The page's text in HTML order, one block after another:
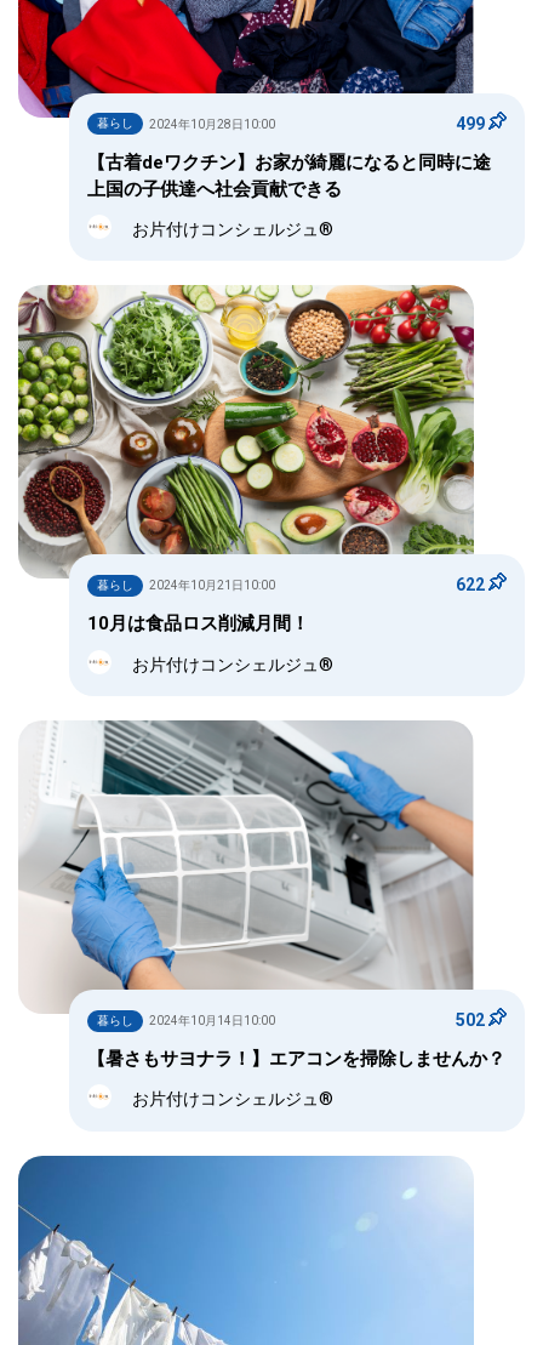
暮らし 2024年10月28日10:00 499
【古着deワクチン】お家が綺麗になると同時に途
上国の子供達へ社会貢献できる
お片付けコンシェルジュ®
暮らし 2024年10月21日10:00 622
10月は食品ロス削減月間！
お片付けコンシェルジュ®
暮らし 2024年10月14日10:00 502
【暑さもサヨナラ！】エアコンを掃除しませんか？
お片付けコンシェルジュ®